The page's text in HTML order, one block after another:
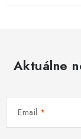
Aktuálne
Email